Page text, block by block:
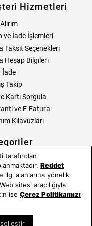
Hizmetleri
ve İade İşlemleri
Taksit Seçenekleri
Hesap Bilgileri
İade
Takip
Kartı Sorgula
ve E-Fatura
Kılavuzları
Saat
Saat
Aksesuar
tarafından
Reddet
ilgi alanlarına yönelik
sitesi aracılığıyla
ise Çerez Politikamızı